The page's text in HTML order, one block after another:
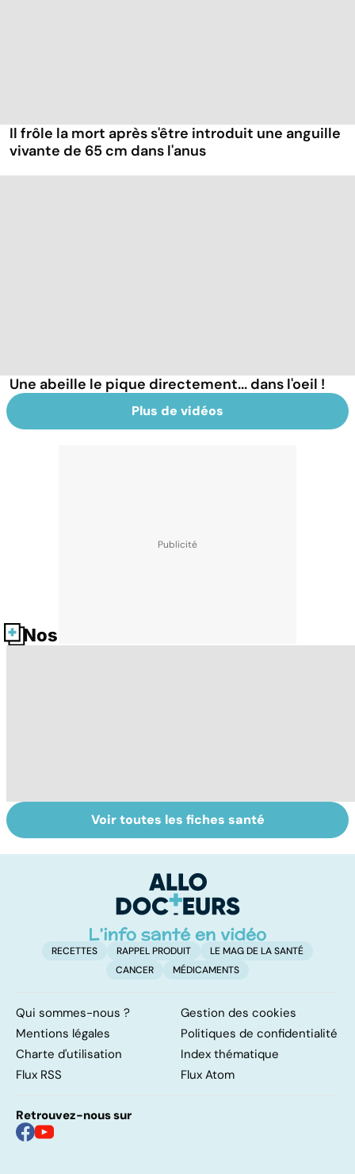
Il frôle la mort après s'être introduit une anguille
vivante de 65 cm dans l'anus
Une abeille le pique directement... dans l'oeil !
Plus de vidéos
Nos fiches santé
Tout savoir sur
les infections
Inflammation des
amygdales : que
d'angine ?
Voir toutes les fiches santé
RECETTES RAPPEL PRODUIT
LE MAG DE LA SANTÉ
CANCER
MÉDICAMENTS
Qui sommes-nous ?
Gestion des cookies
Mentions légales
Politiques de confidentialité
Charte d'utilisation
Index thématique
Flux RSS
Flux Atom
Retrouvez-nous sur